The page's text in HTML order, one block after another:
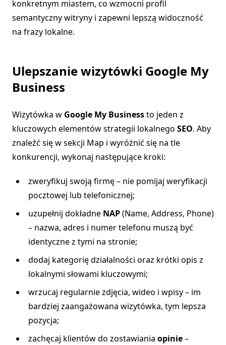
konkretnym miastem, co wzmocni profil
semantyczny witryny i zapewni lepszą widoczność
na frazy lokalne.
Ulepszanie wizytówki Google My
Business
Wizytówka w Google My Businessto jeden z
kluczowych elementów strategii lokalnego SEO. Aby
znaleźć się w sekcji Map i wyróżnić się na tle
konkurencji, wykonaj następujące kroki:
zweryfikuj swoją firmę – nie pomijaj weryfikacji
pocztowej lub telefonicznej;
uzupełnij dokładne NAP(Name, Address, Phone)
– nazwa, adres i numer telefonu muszą być
identyczne z tymi na stronie;
dodaj kategorię działalności oraz krótki opis z
lokalnymi słowami kluczowymi;
wrzucaj regularnie zdjęcia, wideo i wpisy – im
bardziej zaangażowana wizytówka, tym lepsza
pozycja;
zachęcaj klientów do zostawiania opinie–